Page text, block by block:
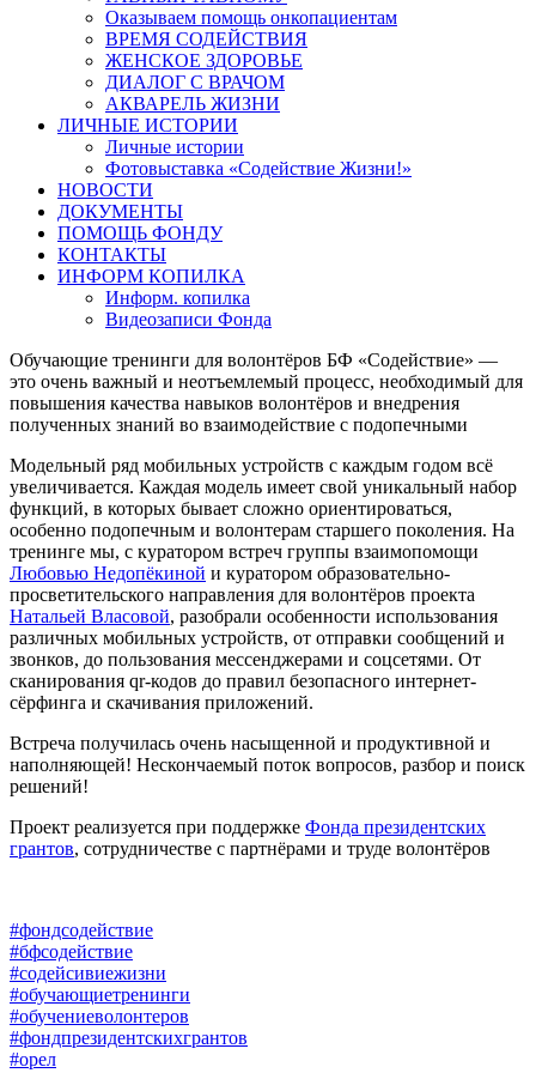
Оказываем помощь онкопациентам
ВРЕМЯ СОДЕЙСТВИЯ
ЖЕНСКОЕ ЗДОРОВЬЕ
ДИАЛОГ С ВРАЧОМ
АКВАРЕЛЬ ЖИЗНИ
ЛИЧНЫЕ ИСТОРИИ
Личные истории
Фотовыставка «Содействие Жизни!»
НОВОСТИ
ДОКУМЕНТЫ
ПОМОЩЬ ФОНДУ
КОНТАКТЫ
ИНФОРМ КОПИЛКА
Информ. копилка
Видеозаписи Фонда
Обучающие тренинги для волонтёров БФ «Содействие» —
это очень важный и неотъемлемый процесс, необходимый для
повышения качества навыков волонтёров и внедрения
полученных знаний во взаимодействие с подопечными
Модельный ряд мобильных устройств с каждым годом всё
увеличивается. Каждая модель имеет свой уникальный набор
функций, в которых бывает сложно ориентироваться,
особенно подопечным и волонтерам старшего поколения. На
тренинге мы, с куратором встреч группы взаимопомощи
Любовью Недопёкиной и куратором образовательно-
просветительского направления для волонтёров проекта
Натальей Власовой, разобрали особенности использования
различных мобильных устройств, от отправки сообщений и
звонков, до пользования мессенджерами и соцсетями. От
сканирования qr-кодов до правил безопасного интернет-
сёрфинга и скачивания приложений.
Встреча получилась очень насыщенной и продуктивной и
наполняющей! Нескончаемый поток вопросов, разбор и поиск
решений!
Проект реализуется при поддержке Фонда президентских
грантов, сотрудничестве с партнёрами и труде волонтёров
#фондсодействие
#бфсодействие
#содейсивиежизни
#обучающиетренинги
#обучениеволонтеров
#фондпрезидентскихгрантов
#орел